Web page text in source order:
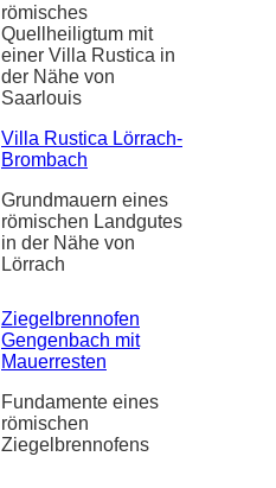
römisches
Quellheiligtum mit
einer Villa Rustica in
der Nähe von
Saarlouis
Villa Rustica Lörrach-
Brombach
Grundmauern eines
römischen Landgutes
in der Nähe von
Lörrach
Ziegelbrennofen
Gengenbach mit
Mauerresten
Fundamente eines
römischen
Ziegelbrennofens